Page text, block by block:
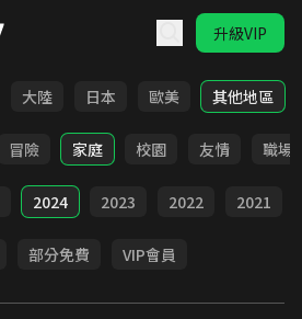
升級VIP
大陸 日本 歐美 其他地區
冒險 家庭 校園 友情 職場
2024 2023 2022 2021
部分免費 VIP會員